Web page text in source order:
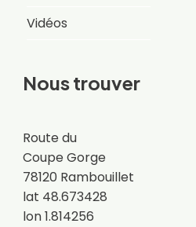
Vidéos
Nous trouver
Route du
Coupe Gorge
78120 Rambouillet
lat 48.673428
lon 1.814256